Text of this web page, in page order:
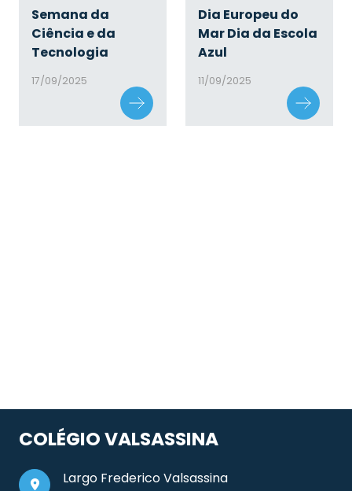
Semana da
Ciência e da
Tecnologia
17/09/2025
Dia Europeu do
Mar Dia da Escola
Azul
11/09/2025
COLÉGIO VALSASSINA
Largo Frederico Valsassina